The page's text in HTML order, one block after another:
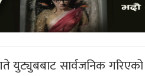
युट्युबबाट सार्वजनिक